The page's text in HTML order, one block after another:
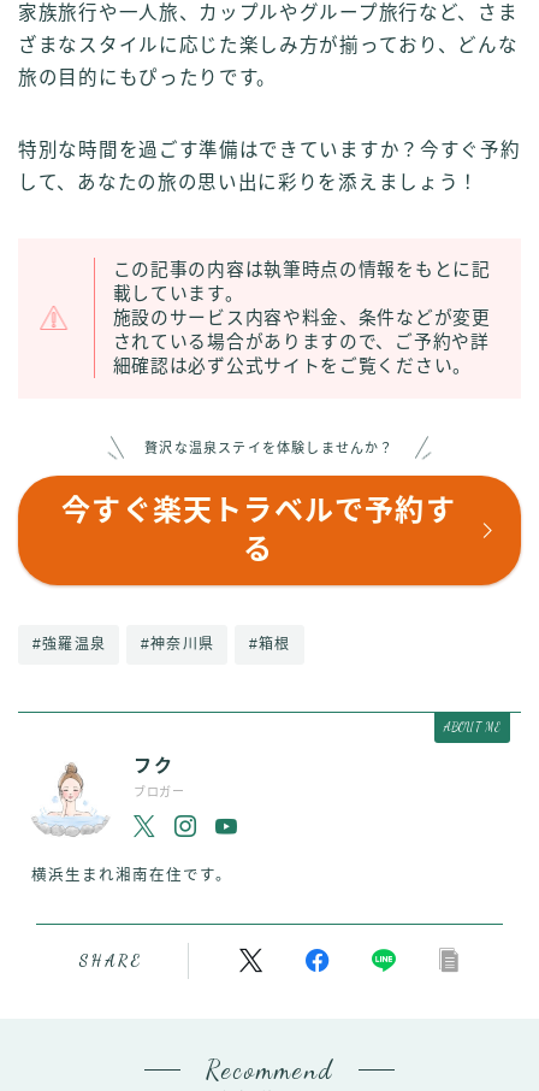
家族旅行や一人旅、カップルやグループ旅行など、さま
ざまなスタイルに応じた楽しみ方が揃っており、どんな
旅の目的にもぴったりです。
特別な時間を過ごす準備はできていますか？今すぐ予約
して、あなたの旅の思い出に彩りを添えましょう！
この記事の内容は執筆時点の情報をもとに記
載しています。
施設のサービス内容や料金、条件などが変更
されている場合がありますので、ご予約や詳
細確認は必ず公式サイトをご覧ください。
贅沢な温泉ステイを体験しませんか？
今すぐ楽天トラベルで予約す
る
#強羅温泉 #神奈川県 #箱根
ABOUT ME
フク
ブロガー
横浜生まれ湘南在住です。
SHARE
Recommend